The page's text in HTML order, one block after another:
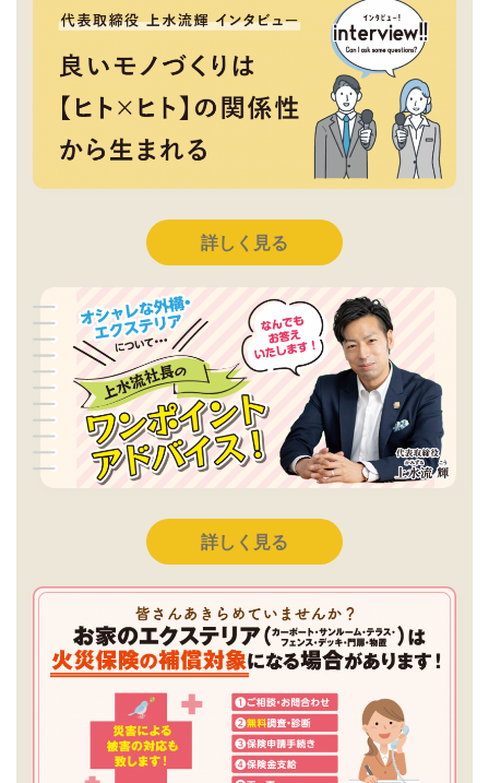
詳しく見る
詳しく見る